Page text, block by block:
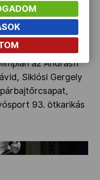
férfi
az Andrásfi
Siklósi Gergely
93. ötkarikás
/>